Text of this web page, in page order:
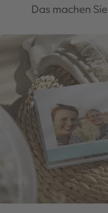
Das machen